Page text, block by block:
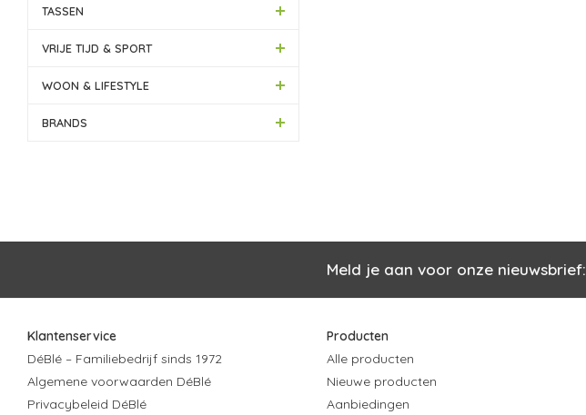
TASSEN
VRIJE TIJD & SPORT
WOON & LIFESTYLE
BRANDS
Meld je aan voor onze nieuwsbrief:
Klantenservice
DéBlé – Familiebedrijf sinds 1972
Algemene voorwaarden DéBlé
Privacybeleid DéBlé
Producten
Alle producten
Nieuwe producten
Aanbiedingen